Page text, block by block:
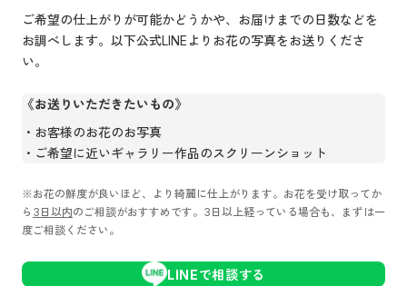
ご希望の仕上がりが可能かどうかや、お届けまでの日数などを
お調べします。以下公式LINEよりお花の写真をお送りくださ
い。
《お送りいただきたいもの》
お客様のお花のお写真
ご希望に近いギャラリー作品のスクリーンショット
※お花の鮮度が良いほど、より綺麗に仕上がります。お花を受け取ってか
ら 3日以内のご相談がおすすめです。3日以上経っている場合も、まずは一
度ご相談ください。
LINEで相談する